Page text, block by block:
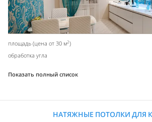
площадь (цена от 30 м2)
обработка угла
Показать полный список
НАТЯЖНЫЕ ПОТОЛКИ ДЛЯ